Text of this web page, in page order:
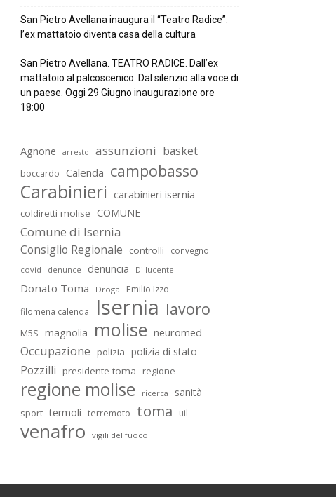
San Pietro Avellana inaugura il “Teatro Radice”:
l’ex mattatoio diventa casa della cultura
San Pietro Avellana. TEATRO RADICE. Dall’ex
mattatoio al palcoscenico. Dal silenzio alla voce di
un paese. Oggi 29 Giugno inaugurazione ore
18:00
Agnone arresto assunzioni basket
boccardo Calenda campobasso
Carabinieri carabinieri isernia
coldiretti molise COMUNE
Comune di Isernia
Consiglio Regionale controlli convegno
covid denunce denuncia Di lucente
Donato Toma Droga Emilio Izzo
filomena calenda Isernia lavoro
M5S magnolia molise neuromed
Occupazione polizia polizia di stato
Pozzilli presidente toma regione
regione molise ricerca sanità
sport termoli terremoto toma uil
venafro vigili del fuoco